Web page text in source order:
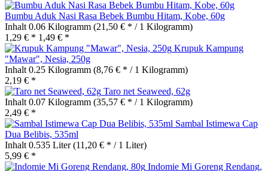
Bumbu Aduk Nasi Rasa Bebek Bumbu Hitam, Kobe, 60g
Inhalt 0.06 Kilogramm (21,50 € * / 1 Kilogramm)
1,29 € * 1,49 € *
Krupuk Kampung
"Mawar", Nesia, 250g
Inhalt 0.25 Kilogramm (8,76 € * / 1 Kilogramm)
2,19 € *
Taro net Seaweed, 62g
Inhalt 0.07 Kilogramm (35,57 € * / 1 Kilogramm)
2,49 € *
Sambal Istimewa Cap
Dua Belibis, 535ml
Inhalt 0.535 Liter(11,20 € * / 1 Liter)
5,99 € *
Indomie Mi Goreng Rendang,